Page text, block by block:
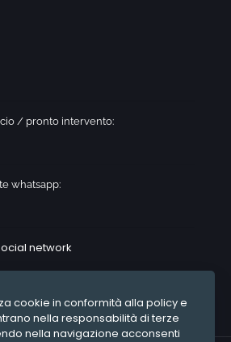
/ pronto intervento:
whatsapp:
network
cookie in conformità alla policy e
nella responsabilità di terze
nella navigazione acconsenti